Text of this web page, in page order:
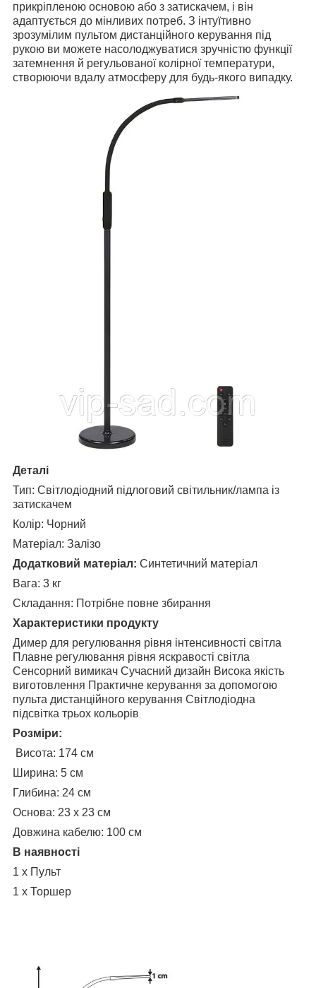
прикріпленою основою або з затискачем, і він
адаптується до мінливих потреб. З інтуїтивно
зрозумілим пультом дистанційного керування під
рукою ви можете насолоджуватися зручністю функції
затемнення й регульованої колірної температури,
створюючи вдалу атмосферу для будь-якого випадку.
Деталі
Тип: Світлодіодний підлоговий світильник/лампа із
затискачем
Колір: Чорний
Матеріал: Залізо
Додатковий матеріал: Синтетичний матеріал
Вага: 3 кг
Складання: Потрібне повне збирання
Характеристики продукту
Димер для регулювання рівня інтенсивності світла
Плавне регулювання рівня яскравості світла
Сенсорний вимикач Сучасний дизайн Висока якість
виготовлення Практичне керування за допомогою
пульта дистанційного керування Світлодіодна
підсвітка трьох кольорів
Розміри:
Висота: 174 см
Ширина: 5 см
Глибина: 24 см
Основа: 23 x 23 см
Довжина кабелю: 100 см
В наявності
1 x Пульт
1 x Торшер